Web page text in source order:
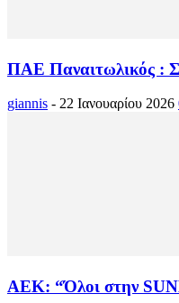
ΠΑΕ Παναιτωλικός :
giannis - 22 Ιανουαρίου 2026
ΑΕΚ: “Όλοι στην